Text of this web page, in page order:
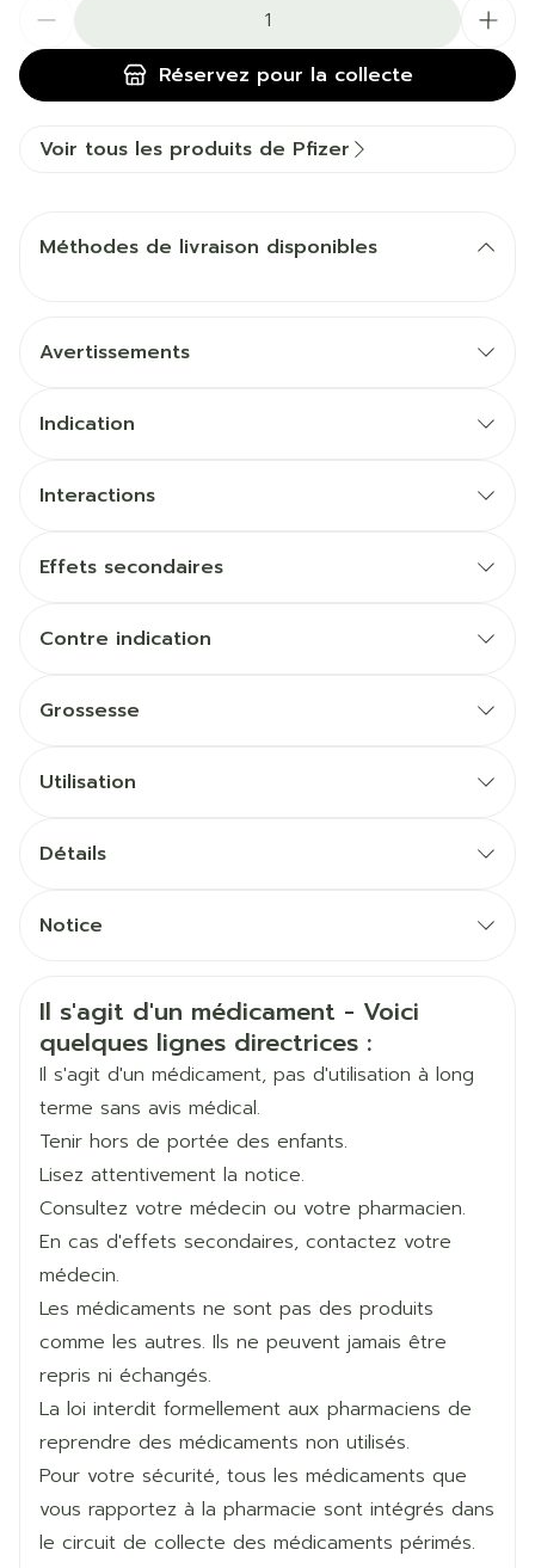
Réservez pour la collecte
Voir tous les produits de Pfizer
Méthodes de livraison disponibles
Avertissements
Indication
Interactions
Effets secondaires
Contre indication
Grossesse
Utilisation
Posologie initiale: 4 mg une fois par jour
Prendre les comprimés en entier avec une
Détails
Marques Pfizer
Largeur 65 mm
Longueur 133 mm
Profondeur 38 mm
Quantité Du
Paquet
28
Ingrédients
Actifs
fésotérodine fumarate
Préservation
Température ambiante (15°C -
25°C)
Notice
Allemand
Néerlandais
Néerlandais
Informations sur la sécurité
Il s'agit d'un médicament - Voici
quelques lignes directrices :
Il s'agit d'un médicament, pas d'utilisation à long
terme sans avis médical.
Tenir hors de portée des enfants.
Lisez attentivement la notice.
Consultez votre médecin ou votre pharmacien.
En cas d'effets secondaires, contactez votre
médecin.
Les médicaments ne sont pas des produits
comme les autres. Ils ne peuvent jamais être
repris ni échangés.
La loi interdit formellement aux pharmaciens de
reprendre des médicaments non utilisés.
Pour votre sécurité, tous les médicaments que
vous rapportez à la pharmacie sont intégrés dans
le circuit de collecte des médicaments périmés.